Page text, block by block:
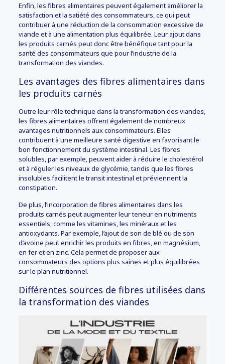
Enfin, les fibres alimentaires peuvent également améliorer la
satisfaction et la satiété des consommateurs, ce qui peut
contribuer à une réduction de la consommation excessive de
viande et à une alimentation plus équilibrée. Leur ajout dans
les produits carnés peut donc être bénéfique tant pour la
santé des consommateurs que pour l’industrie de la
transformation des viandes.
Les avantages des fibres alimentaires dans
les produits carnés
Outre leur rôle technique dans la transformation des viandes,
les fibres alimentaires offrent également de nombreux
avantages nutritionnels aux consommateurs. Elles
contribuent à une meilleure santé digestive en favorisant le
bon fonctionnement du système intestinal. Les fibres
solubles, par exemple, peuvent aider à réduire le cholestérol
et à réguler les niveaux de glycémie, tandis que les fibres
insolubles facilitent le transit intestinal et préviennent la
constipation.
De plus, l’incorporation de fibres alimentaires dans les
produits carnés peut augmenter leur teneur en nutriments
essentiels, comme les vitamines, les minéraux et les
antioxydants. Par exemple, l’ajout de son de blé ou de son
d’avoine peut enrichir les produits en fibres, en magnésium,
en fer et en zinc. Cela permet de proposer aux
consommateurs des options plus saines et plus équilibrées
sur le plan nutritionnel.
Différentes sources de fibres utilisées dans
la transformation des viandes